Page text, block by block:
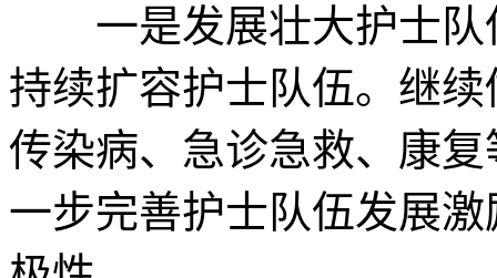
一是发展壮大护士队
持续扩容护士队伍。继
传染病、急诊急救、康
一步完善护士队伍发展